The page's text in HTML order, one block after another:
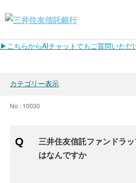
▶こちらからAIチャットでもご質問いただ
カテゴリー表示
No : 10030
三井住友信託ファンドラ
はなんですか